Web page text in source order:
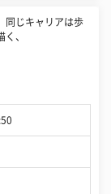
同じキャリアは歩
く、